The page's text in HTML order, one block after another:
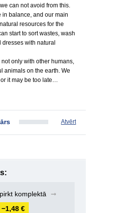
can not avoid from this.
in balance, and our main
resources for the
start to sort wastes, wash
with natural
only with other humans,
animals on the earth. We
it may be too late…
Atvērt
pirkt komplektā
➞
−1,48 €